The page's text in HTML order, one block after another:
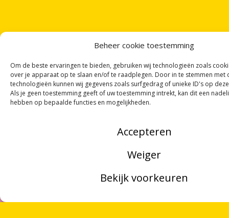
Beheer cookie toestemming
Om de beste ervaringen te bieden, gebruiken wij technologieën zoals
over je apparaat op te slaan en/of te raadplegen. Door in te stemmen met
technologieën kunnen wij gegevens zoals surfgedrag of unieke ID's op
Als je geen toestemming geeft of uw toestemming intrekt, kan dit een
hebben op bepaalde functies en mogelijkheden.
Accepteren
Weiger
Bekijk voorkeuren